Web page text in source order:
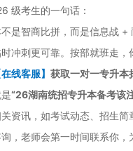
级考生的一句话：
是智商比拼，而是信息战
冲刺更可靠。按部就班走，
在线客服】 获取一对一专升本
“26湖南统招专升本备考该
资讯，如考试动态、招生
，老师会第一时间联系你，